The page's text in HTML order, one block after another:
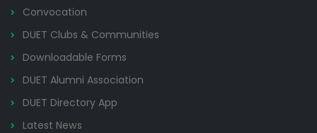
Convocation
DUET Clubs & Communities
Downloadable Forms
DUET Alumni Association
DUET Directory App
Latest News